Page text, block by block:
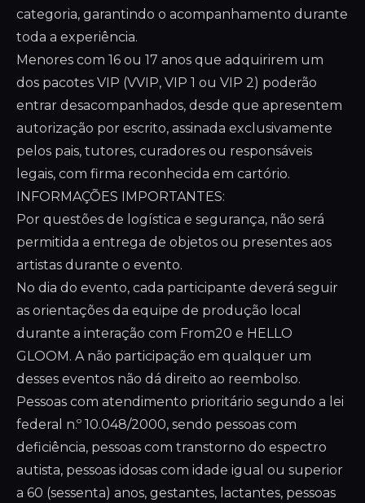
categoria, garantindo o acompanhamento durante
toda a experiência.
Menores com 16 ou 17 anos que adquirirem um
dos pacotes VIP (VVIP, VIP 1 ou VIP 2) poderão
entrar desacompanhados, desde que apresentem
autorização por escrito, assinada exclusivamente
pelos pais, tutores, curadores ou responsáveis
legais, com firma reconhecida em cartório.
INFORMAÇÕES IMPORTANTES:
Por questões de logística e segurança, não será
permitida a entrega de objetos ou presentes aos
artistas durante o evento.
No dia do evento, cada participante deverá seguir
as orientações da equipe de produção local
durante a interação com From20 e HELLO
GLOOM. A não participação em qualquer um
desses eventos não dá direito ao reembolso.
Pessoas com atendimento prioritário segundo a lei
federal n.º 10.048/2000, sendo pessoas com
deficiência, pessoas com transtorno do espectro
autista, pessoas idosas com idade igual ou superior
a 60 (sessenta) anos, gestantes, lactantes, pessoas